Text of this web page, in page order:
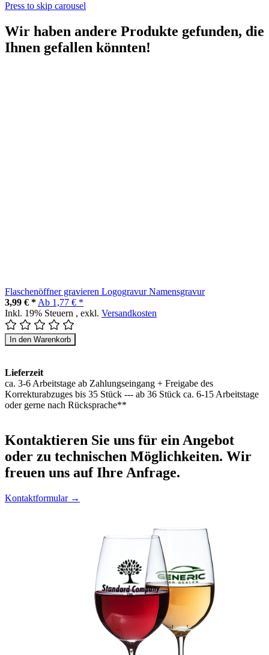
Press to skip carousel
Wir haben andere Produkte gefunden, die
Ihnen gefallen könnten!
Flaschenöffner gravieren Logogravur Namensgravur
3,99 € * Ab 1,77 € *
Inkl. 19% Steuern , exkl. Versandkosten
In den Warenkorb
Lieferzeit
ca. 3-6 Arbeitstage ab Zahlungseingang + Freigabe des
Korrekturabzuges bis 35 Stück --- ab 36 Stück ca. 6-15 Arbeitstage
oder gerne nach Rücksprache**
Kontaktieren Sie uns für ein Angebot
oder zu technischen Möglichkeiten. Wir
freuen uns auf Ihre Anfrage.
Kontaktformular →